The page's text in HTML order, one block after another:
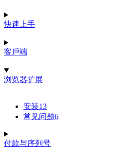
快速上手
客戶端
浏览器扩展
安装13
常见问题6
付款与序列号